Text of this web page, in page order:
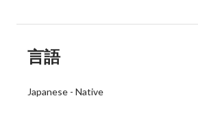
言語
Japanese - Native